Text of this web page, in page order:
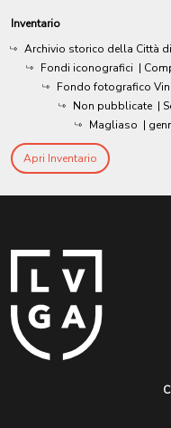
Inventario
Archivio storico della Città
Fondi iconografici |
Fondo fotografico
Non pubblicate |
Magliaso |
Apri Inventario